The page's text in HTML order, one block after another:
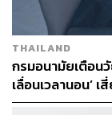
THAILAND
กรมอนามัยเตือน
เลื่อนเวลานอน’
ตารางพักผ่อนให้